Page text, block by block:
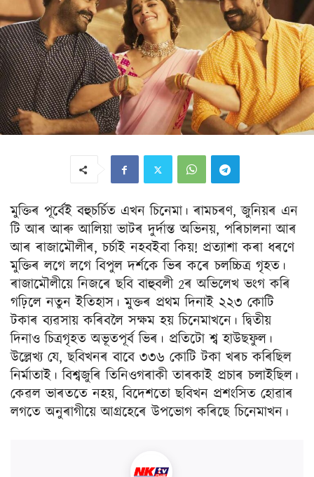
মুক্তিৰ পূৰ্বেই বহুচৰ্চিত এখন চিনেমা। ৰামচৰণ, জুনিয়ৰ এন
টি আৰ আৰু আলিয়া ভাটৰ দুৰ্দান্ত অভিনয়, পৰিচালনা আৰ
আৰ ৰাজামৌলীৰ, চৰ্চাই নহবইবা কিয়! প্ৰত্যাশা কৰা ধৰণে
মুক্তিৰ লগে লগে বিপুল দৰ্শকে ভিৰ কৰে চলচ্চিত্ৰ গৃহত।
ৰাজামৌলীয়ে নিজৰে ছবি বাহুবলী 2ৰ অভিলেখ ভংগ কৰি
গঢ়িলে নতুন ইতিহাস। মুক্তৰ প্ৰথম দিনাই ২২৩ কোটি
টকাৰ ব্যৱসায় কৰিবলৈ সক্ষম হয় চিনেমাখনে। দ্বিতীয়
দিনাও চিত্ৰগৃহত অভূতপূৰ্ব ভিৰ। প্ৰতিটো শ্ব হাউছফুল।
উল্লেখ্য যে, ছবিখনৰ বাবে ৩৩৬ কোটি টকা খৰচ কৰিছিল
নিৰ্মাতাই। বিশ্বজুৰি তিনিওগৰাকী তাৰকাই প্ৰচাৰ চলাইছিল।
কেৱল ভাৰততে নহয়, বিদেশতো ছবিখন প্ৰশংসিত হোৱাৰ
লগতে অনুৰাগীয়ে আগ্ৰহেৰে উপভোগ কৰিছে চিনেমাখন।